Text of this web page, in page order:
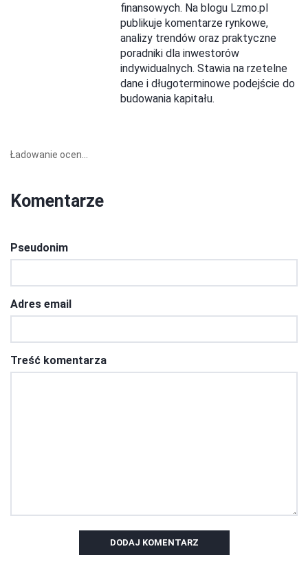
finansowych. Na blogu Lzmo.pl
publikuje komentarze rynkowe,
analizy trendów oraz praktyczne
poradniki dla inwestorów
indywidualnych. Stawia na rzetelne
dane i długoterminowe podejście do
budowania kapitału.
Ładowanie ocen...
Komentarze
Pseudonim
Adres email
Treść komentarza
DODAJ KOMENTARZ